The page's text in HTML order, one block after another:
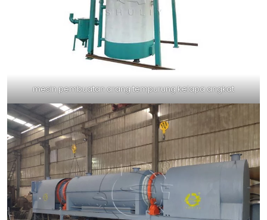
mesin pembuatan arang tempurung kelapa angkat